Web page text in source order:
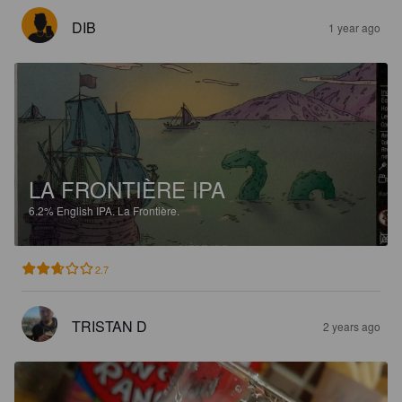
DIB 1 year ago
LA FRONTIÈRE IPA
6.2% English IPA. La Frontière.
2.7
TRISTAN D 2 years ago